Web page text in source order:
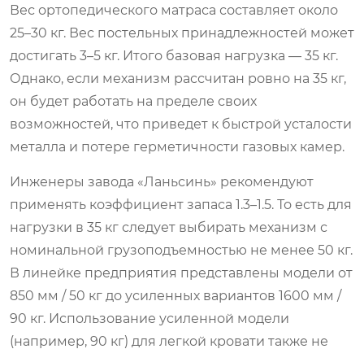
Вес ортопедического матраса составляет около
25–30 кг. Вес постельных принадлежностей может
достигать 3–5 кг. Итого базовая нагрузка — 35 кг.
Однако, если механизм рассчитан ровно на 35 кг,
он будет работать на пределе своих
возможностей, что приведет к быстрой усталости
металла и потере герметичности газовых камер.
Инженеры завода «Ланьсинь» рекомендуют
применять коэффициент запаса 1.3–1.5. То есть для
нагрузки в 35 кг следует выбирать механизм с
номинальной грузоподъемностью не менее 50 кг.
В линейке предприятия представлены модели от
850 мм / 50 кг до усиленных вариантов 1600 мм /
90 кг. Использование усиленной модели
(например, 90 кг) для легкой кровати также не